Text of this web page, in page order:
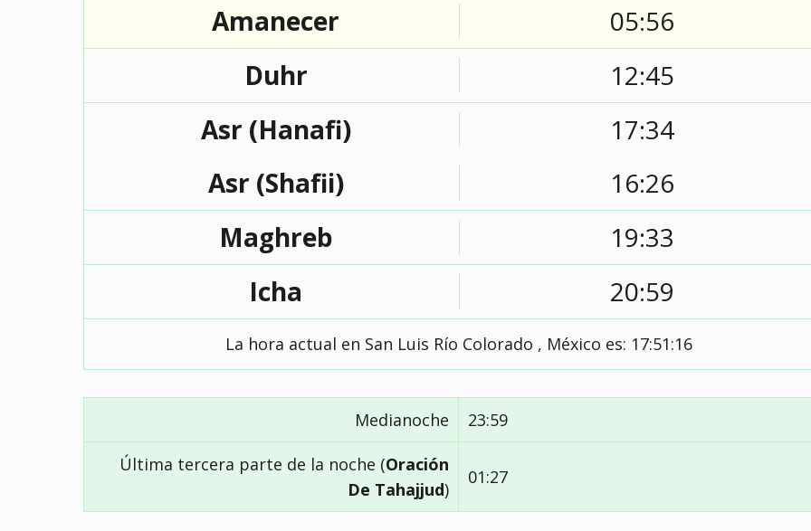
Amanecer
05:56
Duhr
12:45
Asr (Hanafi)
17:34
Asr (Shafii)
16:26
Maghreb
19:33
Icha
20:59
La hora actual en San Luis Río Colorado , México es: 17:51:17
Medianoche 23:59
Última tercera parte de la noche (Oración
De Tahajjud)
01:27